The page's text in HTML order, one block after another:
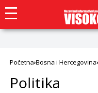
Početna Bosna i Hercegovina
Politika